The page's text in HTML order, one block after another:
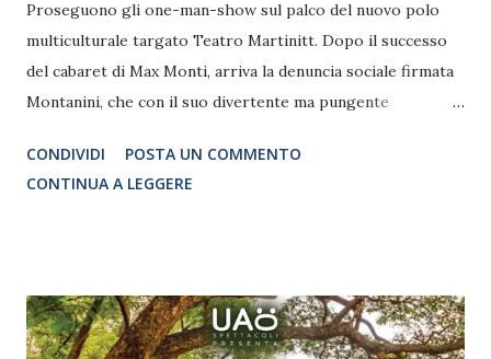
Proseguono gli one-man-show sul palco del nuovo polo
multiculturale targato Teatro Martinitt. Dopo il successo
del cabaret di Max Monti, arriva la denuncia sociale firmata
Montanini, che con il suo divertente ma pungente
punto sull’antropocentrismo, Arrivano i giovedì di stand up
comedy nell’estate della nuovissima Arena Milano Est. A
lockdown torna sul palco più agguerrito che mai. La sua
impietosa fotografia del genere umano e dei suoi
CONDIVIDI
POSTA UN COMMENTO
CONTINUA A LEGGERE